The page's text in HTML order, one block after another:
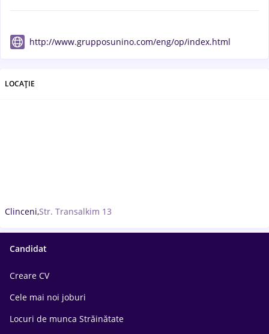
http://www.grupposunino.com/eng/op/index.html
LOCAȚIE
Clinceni,Str. Transalkim 13
Candidat
Creare CV
Cele mai noi joburi
Locuri de munca Străinătate